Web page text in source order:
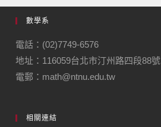
數學系
電話：(02)7749-6576
地址：116059台北市汀州路四段88號
電郵：math@ntnu.edu.tw
相關連結